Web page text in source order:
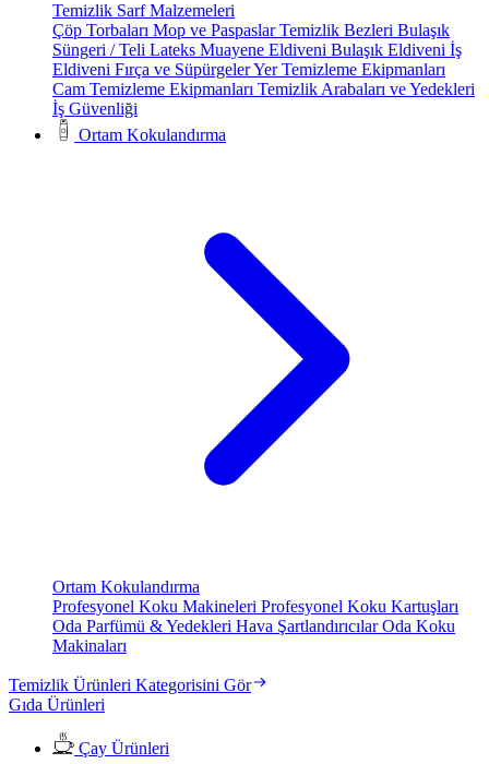
Temizlik Sarf Malzemeleri
Çöp Torbaları Mop ve PaspaslarTemizlik Bezleri Bulaşık
Süngeri / Teli Lateks Muayene Eldiveni Bulaşık Eldiveni İş
Eldiveni Fırça ve SüpürgelerYer Temizleme Ekipmanları
Cam Temizleme Ekipmanları Temizlik Arabaları ve Yedekleri
İş Güvenliği
Ortam Kokulandırma
Ortam Kokulandırma
Profesyonel Koku Makineleri Profesyonel Koku Kartuşları
Oda Parfümü & Yedekleri Hava ŞartlandırıcılarOda Koku
Makinaları
Temizlik Ürünleri Kategorisini Gör
Gıda Ürünleri
Çay Ürünleri